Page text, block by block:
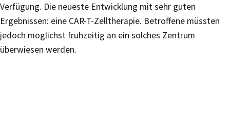
Verfügung. Die neueste Entwicklung mit sehr guten
Ergebnissen: eine CAR-T-Zelltherapie. Betroffene müssten
jedoch möglichst frühzeitig an ein solches Zentrum
überwiesen werden.